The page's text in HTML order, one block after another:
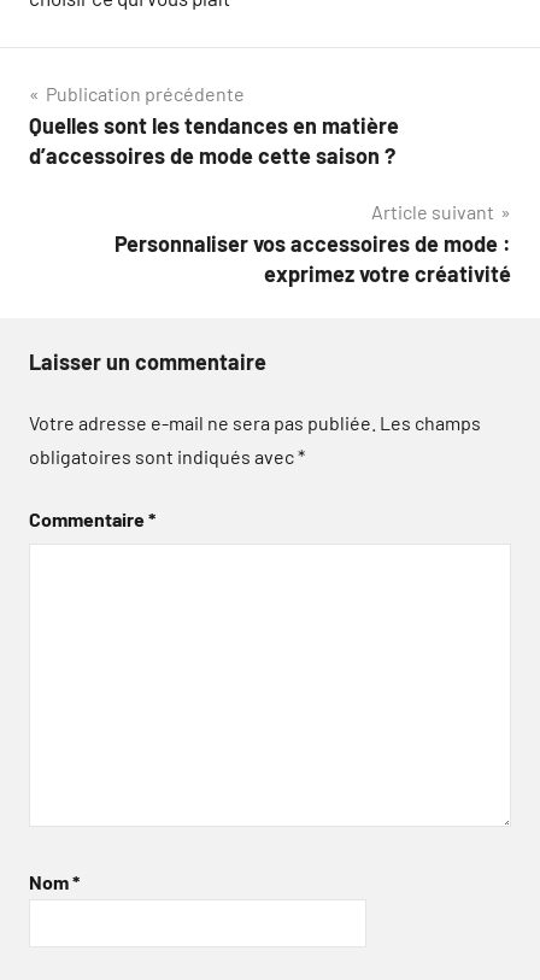
Navigation
de
Publication précédente
Quelles sont les tendances en matière
d’accessoires de mode cette saison ?
Article suivant
Personnaliser vos accessoires de mode :
exprimez votre créativité
Laisser un commentaire
Votre adresse e-mail ne sera pas publiée. Les champs
obligatoires sont indiqués avec*
Commentaire*
Nom*